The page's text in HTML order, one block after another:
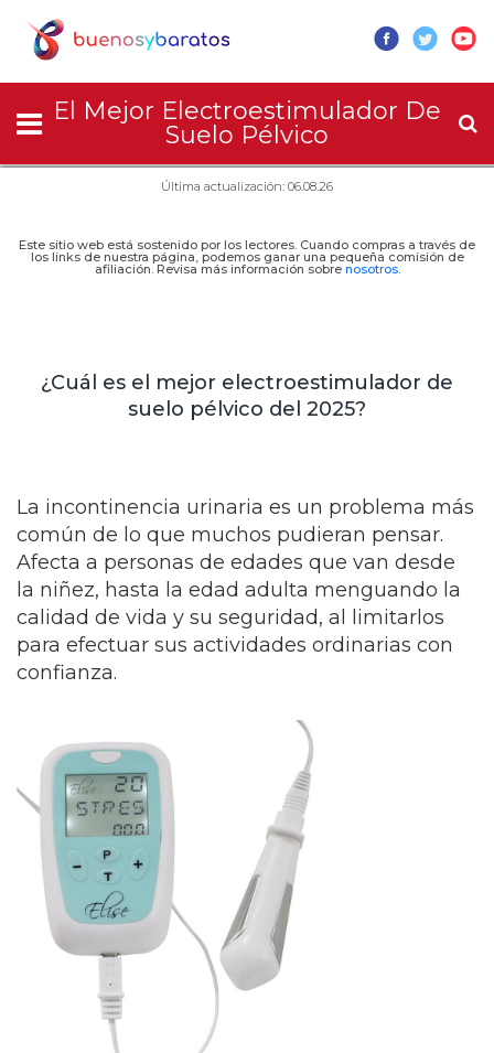
El Mejor Electroestimulador De
Suelo Pélvico
Última actualización: 06.08.26
Este sitio web está sostenido por los lectores. Cuando compras a través de
los links de nuestra página, podemos ganar una pequeña comisión de
afiliación. Revisa más información sobre nosotros.
¿Cuál es el mejor electroestimulador de
suelo pélvico del 2025?
La incontinencia urinaria es un problema más
común de lo que muchos pudieran pensar.
Afecta a personas de edades que van desde
la niñez, hasta la edad adulta menguando la
calidad de vida y su seguridad, al limitarlos
para efectuar sus actividades ordinarias con
confianza.